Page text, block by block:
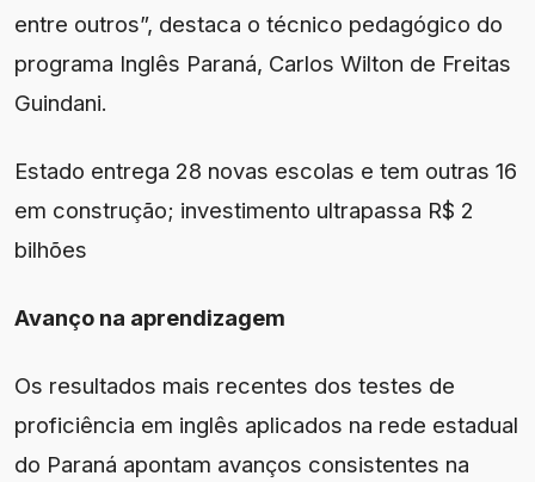
entre outros”, destaca o técnico pedagógico do
programa Inglês Paraná, Carlos Wilton de Freitas
Guindani.
Estado entrega 28 novas escolas e tem outras 16
em construção; investimento ultrapassa R$ 2
bilhões
Avanço na aprendizagem
Os resultados mais recentes dos testes de
proficiência em inglês aplicados na rede estadual
do Paraná apontam avanços consistentes na